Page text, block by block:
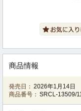
商品情報
発売日： 2026年1月14日
商品番号： SRCL-13509/